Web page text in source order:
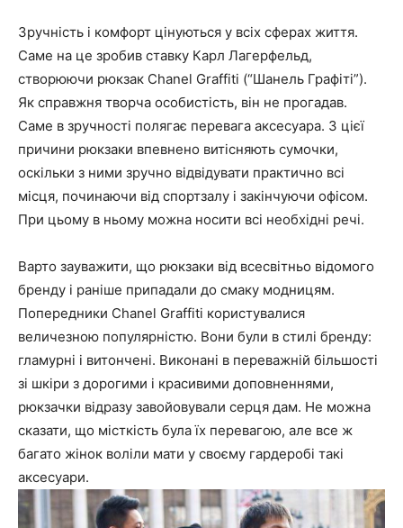
Зручність і комфорт цінуються у всіх сферах життя.
Саме на це зробив ставку Карл Лагерфельд,
створюючи рюкзак Chanel Graffiti (“Шанель Графіті”).
Як справжня творча особистість, він не прогадав.
Саме в зручності полягає перевага аксесуара. З цієї
причини рюкзаки впевнено витісняють сумочки,
оскільки з ними зручно відвідувати практично всі
місця, починаючи від спортзалу і закінчуючи офісом.
При цьому в ньому можна носити всі необхідні речі.
Варто зауважити, що рюкзаки від всесвітньо відомого
бренду і раніше припадали до смаку модницям.
Попередники Chanel Graffiti користувалися
величезною популярністю. Вони були в стилі бренду:
гламурні і витончені. Виконані в переважній більшості
зі шкіри з дорогими і красивими доповненнями,
рюкзачки відразу завойовували серця дам. Не можна
сказати, що місткість була їх перевагою, але все ж
багато жінок воліли мати у своєму гардеробі такі
аксесуари.